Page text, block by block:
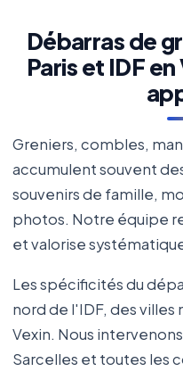
Débarras de
Paris et IDF
Greniers, combles,
accumulent souvent
souvenirs de famille,
photos. Notre équipe
et valorise
Les spécificités du
nord de l'IDF, des villes
Vexin. Nous
Sarcelles et toutes les